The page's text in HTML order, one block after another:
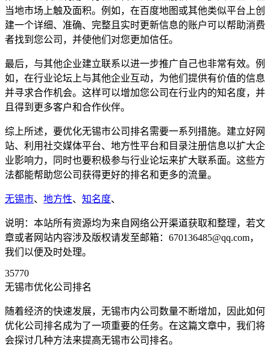
当地市场上触及面积。例如，在百度地图或其他类似平台上创
建一个详细、准确、完整且实时更新信息的账户可以帮助消费
者找到您公司，并使他们对您更加信任。
最后，与其他企业建立联系以进一步推广自己也非常有效。例
如，在行业论坛上与其他企业互动，为他们提供有价值的信息
并寻求合作机会。这样可以增加您公司在行业内的知名度，并
且得到更多客户和合作伙伴。
综上所述，要优化无锡市公司排名需要一系列措施。建立好网
站、利用社交媒体平台、地方性平台和目录注册信息以扩大企
业影响力，同时也要积极参与行业论坛来扩大联系面。这些方
法都能帮助您公司获得更好的排名和更多的流量。
无锡市、 地方性、 知名度、
说明：本站所有资源均为来自网络公开渠道获取和整理，若文
章或者网站内容涉及版权请发至邮箱：670136485@qq.com，
我们以便及时处理。
35770
无锡市优化公司排名
随着经济的快速发展，无锡市内公司数量不断增加，因此如何
优化公司排名成为了一项重要的任务。在这篇文章中，我们将
会探讨几种方法来提高无锡市公司排名。